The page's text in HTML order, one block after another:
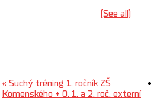
(See all)
« Suchý tréning 1. ročník ZŠ
Komenského + 0. 1. a 2. roč. externí